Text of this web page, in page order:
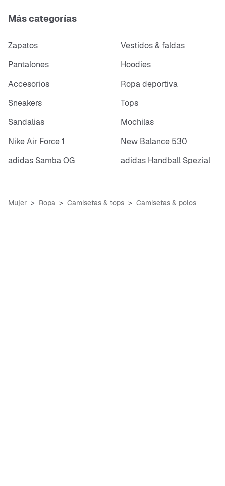
Más categorías
Zapatos
Vestidos & faldas
Pantalones
Hoodies
Accesorios
Ropa deportiva
Sneakers
Tops
Sandalias
Mochilas
Nike Air Force 1
New Balance 530
adidas Samba OG
adidas Handball Spezial
Mujer Ropa Camisetas & tops Camisetas & polos